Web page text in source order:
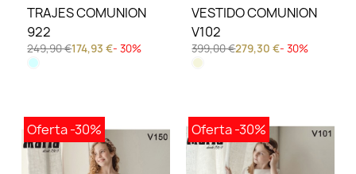
TRAJES COMUNION
922
249,90 €174,93 €- 30%
VESTIDO COMUNION
V102
399,00 €279,30 €- 30%
Oferta-30% Oferta-30%